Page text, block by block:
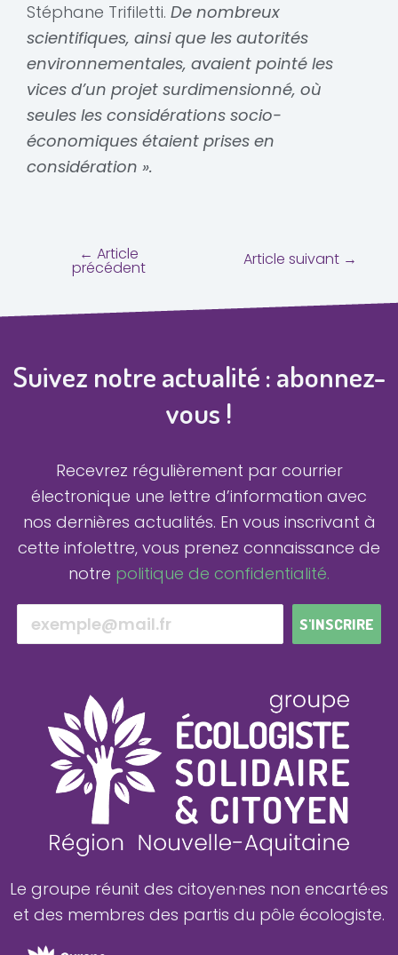
Stéphane Trifiletti. De nombreux
scientifiques, ainsi que les autorités
environnementales, avaient pointé les
vices d’un projet surdimensionné, où
seules les considérations socio-
économiques étaient prises en
considération ».
← Article
précédent Article suivant →
Suivez notre actualité : abonnez-
vous !
Recevrez régulièrement par courrier
électronique une lettre d’information avec
nos dernières actualités. En vous inscrivant à
cette infolettre, vous prenez connaissance de
notre politique de confidentialité.
S'INSCRIRE
Le groupe réunit des citoyen·nes non encarté·es
et des membres des partis du pôle écologiste.